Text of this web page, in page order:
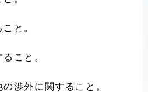
と。
こと。
渉外に関すること。